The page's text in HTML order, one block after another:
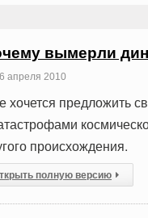
вымерли
апреля 2010
хочется предложить
происхождения.
полную версию